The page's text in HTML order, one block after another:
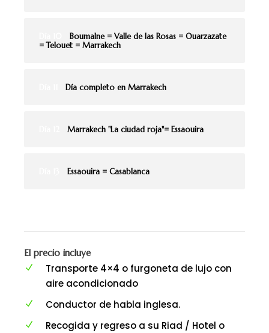
Boumalne = Valle de las Rosas = Ouarzazate
= Telouet = Marrakech
Día completo en Marrakech
Marrakech "La ciudad roja"= Essaouira
Essaouira = Casablanca
El precio incluye
Transporte 4×4 o furgoneta de lujo con
aire acondicionado
Conductor de habla inglesa.
Recogida y regreso a su Riad / Hotel o